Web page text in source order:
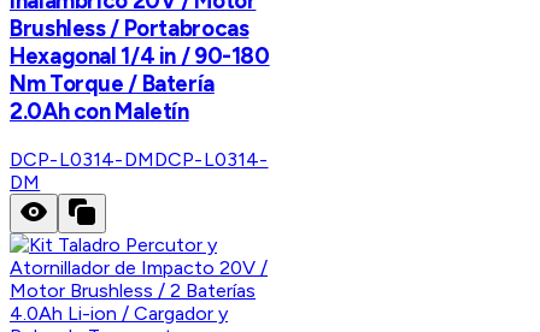
Brushless / Portabrocas
Hexagonal 1/4 in / 90-180
Nm Torque / Batería
2.0Ah con Maletín
DCP-L0314-DMDCP-L0314-
DM